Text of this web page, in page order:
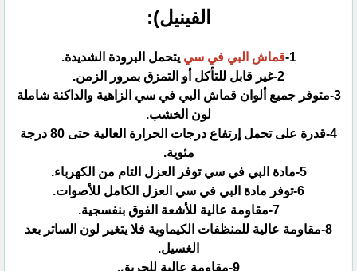
الفينيل):‏
‏1- قماش البي في سييتحمل البرودة الشديدة.‏
‏3-متوفر جميع ألوان قماش البي في سي الزاهية والداكنة شاملة
لون الخشب.‏
‏4-قدرة على تحمل إرتفاع درجات الحرارة العالية حتى 80 درجة
مئوية.‏
‏5-مادة البي في سي توفر العزل التام من الكهرباء.‏
‏7-مقاومة عالية للأشعة الفوق بنفسجية.‏
‏8-مقاومة عالية للمنظفات الكيماوية فلا يتغير لون الساتر بعد
الغسيل.‏